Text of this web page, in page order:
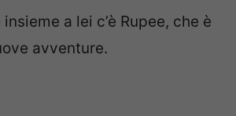
a lei c’è Rupee, che è
avventure.